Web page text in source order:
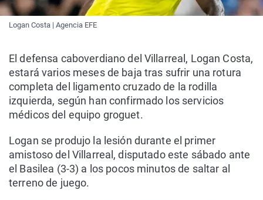
Logan Costa | Agencia EFE
El defensa caboverdiano del Villarreal, Logan Costa,
estará varios meses de baja tras sufrir una rotura
completa del ligamento cruzado de la rodilla
izquierda, según han confirmado los servicios
médicos del equipo groguet.
Logan se produjo la lesión durante el primer
amistoso del Villarreal, disputado este sábado ante
el Basilea (3-3) a los pocos minutos de saltar al
terreno de juego.